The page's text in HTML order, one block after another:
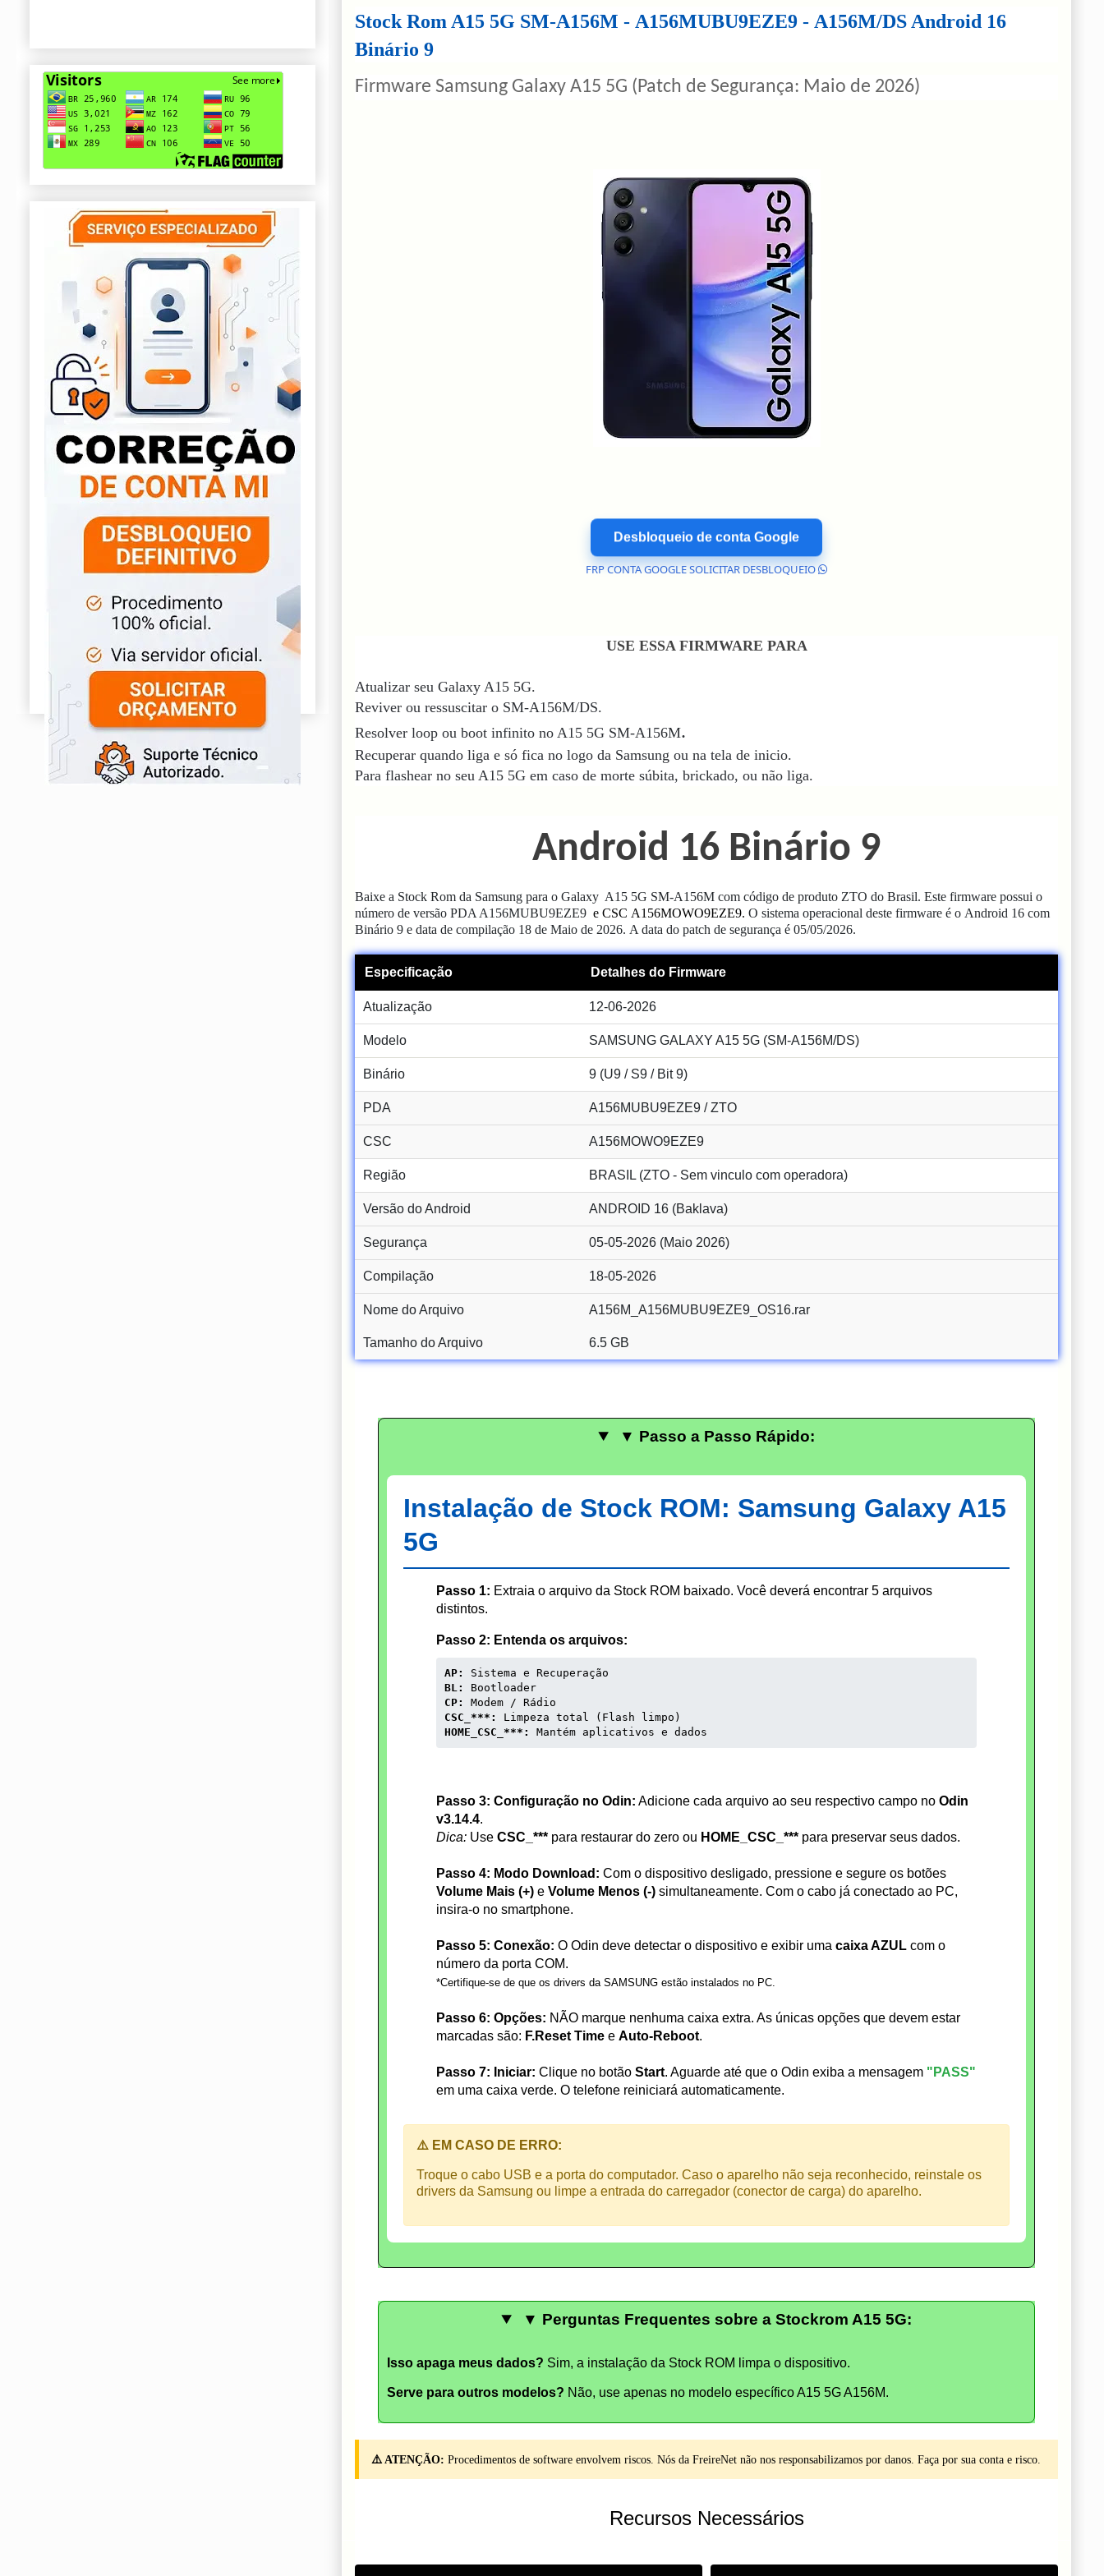
Stock Rom A15 5G SM-A156M - A156MUBU9EZE9 - A156M/DS Android 16
Binário 9
Firmware Samsung Galaxy A15 5G (Patch de Segurança: Maio de 2026)
Desbloqueio de conta Google
FRP CONTA GOOGLESOLICITAR DESBLOQUEIO
USE ESSA FIRMWARE PARA
Atualizar seu Galaxy A15 5G.
Reviver ou ressuscitar o SM-A156M/DS.
Resolver loop ou boot infinito no A15 5G SM-A156M.
Recuperar quando liga e só fica no logo da Samsung ou na tela de inicio.
Para flashear no seu A15 5G em caso de morte súbita, brickado, ou não liga.
Android 16 Binário 9
Baixe a Stock Rom da Samsung para o Galaxy A15 5G SM-A156M com código de produto ZTO do Brasil. Este firmware possui o
número de versão PDA A156MUBU9EZE9 e CSC A156MOWO9EZE9. O sistema operacional deste firmware é o Android 16 com
Binário 9 e data de compilação 18 de Maio de 2026. A data do patch de segurança é 05/05/2026.
Especificação Detalhes do Firmware
Atualização 12-06-2026
Modelo SAMSUNG GALAXY A15 5G (SM-A156M/DS)
Binário 9 (U9 / S9 / Bit 9)
PDA A156MUBU9EZE9 / ZTO
CSC A156MOWO9EZE9
Região BRASIL (ZTO - Sem vinculo com operadora)
Versão do Android ANDROID 16 (Baklava)
Segurança 05-05-2026 (Maio 2026)
Compilação 18-05-2026
Nome do Arquivo A156M_A156MUBU9EZE9_OS16.rar
Tamanho do Arquivo 6.5 GB
▼ Passo a Passo Rápido:
Instalação de Stock ROM: Samsung Galaxy A15
5G
Passo 1: Extraia o arquivo da Stock ROM baixado. Você deverá encontrar 5 arquivos
distintos.
Passo 2: Entenda os arquivos:
AP:
Sistema e Recuperação
BL:
Bootloader
CP:
Modem / Rádio
CSC_***:
Limpeza total (Flash limpo)
HOME_CSC_***:
Mantém aplicativos e dados
Passo 3: Configuração no Odin: Adicione cada arquivo ao seu respectivo campo no Odin
v3.14.4.
Dica: Use CSC_*** para restaurar do zero ou HOME_CSC_*** para preservar seus dados.
Passo 4: Modo Download: Com o dispositivo desligado, pressione e segure os botões
Volume Mais (+) e Volume Menos (-) simultaneamente. Com o cabo já conectado ao PC,
insira-o no smartphone.
Passo 5: Conexão: O Odin deve detectar o dispositivo e exibir uma caixa AZUL com o
número da porta COM.
*Certifique-se de que os drivers da SAMSUNG estão instalados no PC.
Passo 6: Opções: NÃO marque nenhuma caixa extra. As únicas opções que devem estar
marcadas são: F.Reset Time e Auto-Reboot.
Passo 7: Iniciar: Clique no botão Start. Aguarde até que o Odin exiba a mensagem "PASS"
em uma caixa verde. O telefone reiniciará automaticamente.
⚠️ EM CASO DE ERRO:
Troque o cabo USB e a porta do computador. Caso o aparelho não seja reconhecido, reinstale os
drivers da Samsung ou limpe a entrada do carregador (conector de carga) do aparelho.
▼ Perguntas Frequentes sobre a Stockrom A15 5G:
Isso apaga meus dados? Sim, a instalação da Stock ROM limpa o dispositivo.
Serve para outros modelos? Não, use apenas no modelo específico A15 5G A156M.
⚠️ ATENÇÃO: Procedimentos de software envolvem riscos. Nós da FreireNet não nos responsabilizamos por danos. Faça por sua conta e risco.
Recursos Necessários